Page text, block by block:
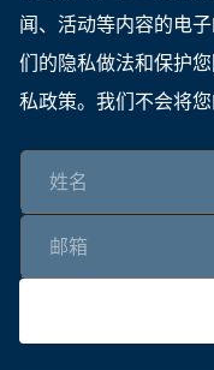
闻、活动等内容的电
们的隐私做法和保护
私政策。我们不会将